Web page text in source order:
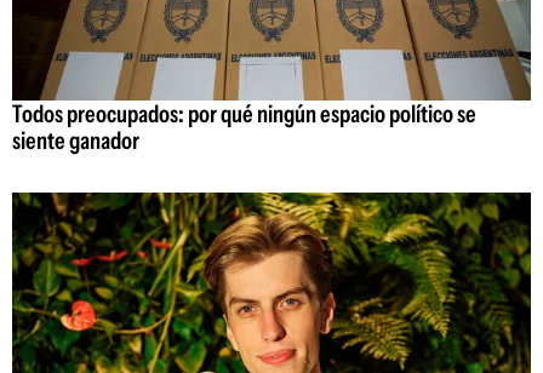
Todos preocupados: por qué ningún espacio político se
siente ganador